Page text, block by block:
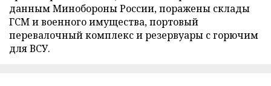
данным Минобороны России, поражены склады
ГСМ и военного имущества, портовый
перевалочный комплекс и резервуары с горючим
для ВСУ.